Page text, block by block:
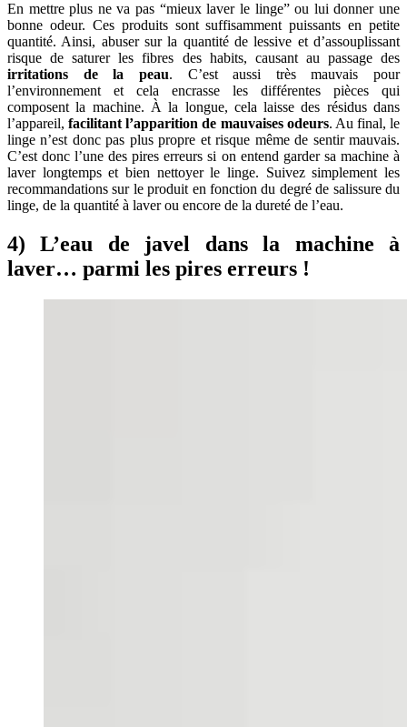
En mettre plus ne va pas “mieux laver le linge” ou lui donner une
bonne odeur. Ces produits sont suffisamment puissants en petite
quantité. Ainsi, abuser sur la quantité de lessive et d’assouplissant
risque de saturer les fibres des habits, causant au passage des
irritations de la peau. C’est aussi très mauvais pour
l’environnement et cela encrasse les différentes pièces qui
composent la machine. À la longue, cela laisse des résidus dans
l’appareil,facilitant l’apparition de mauvaises odeurs. Au final, le
linge n’est donc pas plus propre et risque même de sentir mauvais.
C’est donc l’une des pires erreurs si on entend garder sa machine à
laver longtemps et bien nettoyer le linge. Suivez simplement les
recommandations sur le produit en fonction du degré de salissure du
linge, de la quantité à laver ou encore de la dureté de l’eau.
4) L’eau de javel dans la machine à
laver… parmi les pires erreurs !